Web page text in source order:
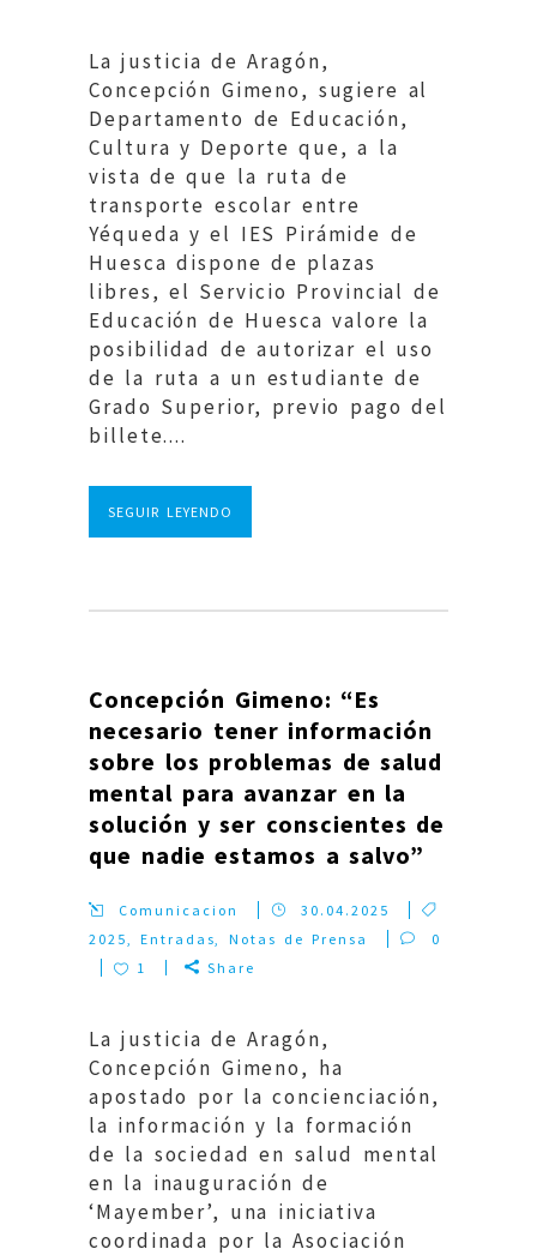
La justicia de Aragón,
Concepción Gimeno, sugiere al
Departamento de Educación,
Cultura y Deporte que, a la
vista de que la ruta de
transporte escolar entre
Yéqueda y el IES Pirámide de
Huesca dispone de plazas
libres, el Servicio Provincial de
Educación de Huesca valore la
posibilidad de autorizar el uso
de la ruta a un estudiante de
Grado Superior, previo pago del
billete....
SEGUIR LEYENDO
Concepción Gimeno: “Es
necesario tener información
sobre los problemas de salud
mental para avanzar en la
solución y ser conscientes de
que nadie estamos a salvo”
Comunicacion
30.04.2025
2025,Entradas, Notas de Prensa
0
1
Share
La justicia de Aragón,
Concepción Gimeno, ha
apostado por la concienciación,
la información y la formación
de la sociedad en salud mental
en la inauguración de
‘Mayember’, una iniciativa
coordinada por la Asociación